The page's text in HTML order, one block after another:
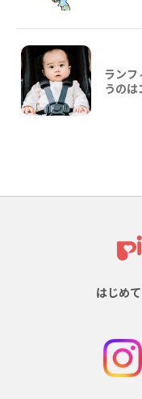
ラン
うのは
はじめ